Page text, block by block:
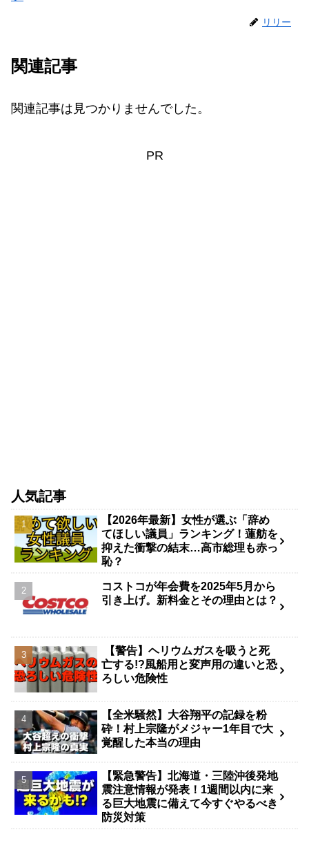
リリー
関連記事
関連記事は見つかりませんでした。
PR
人気記事
【2026年最新】女性が選ぶ「辞め
てほしい議員」ランキング！蓮舫を
抑えた衝撃の結末…高市総理も赤っ
恥？
コストコが年会費を2025年5月から
引き上げ。新料金とその理由とは？
【警告】ヘリウムガスを吸うと死
亡する!?風船用と変声用の違いと恐
ろしい危険性
【全米騒然】大谷翔平の記録を粉
砕！村上宗隆がメジャー1年目で大
覚醒した本当の理由
【緊急警告】北海道・三陸沖後発地
震注意情報が発表！1週間以内に来
る巨大地震に備えて今すぐやるべき
防災対策